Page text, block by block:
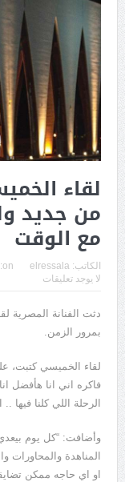
لقاء
من جديد
مع الوقت
الكاتب: elressala
on:
لا يوجد تعليقات
دثت الفنانة المصرية
بمرور الزمن.
لقاء الخميسي كتبت،
فاكره اني انا هأفضل
الرحلة اللي كلنا
وأضافت: “كل يوم
المناهدة
او اي حاجه ممكن